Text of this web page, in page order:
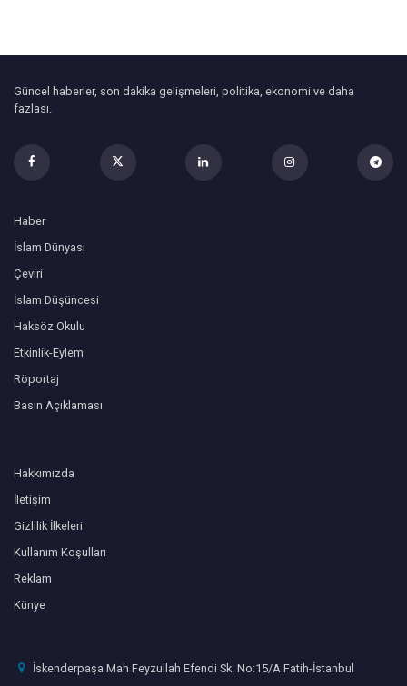
Güncel haberler, son dakika gelişmeleri, politika, ekonomi ve daha
fazlası.
Haber
İslam Dünyası
Çeviri
İslam Düşüncesi
Haksöz Okulu
Etkinlik-Eylem
Röportaj
Basın Açıklaması
Hakkımızda
İletişim
Gizlilik İlkeleri
Kullanım Koşulları
Reklam
Künye
İskenderpaşa Mah Feyzullah Efendi Sk. No:15/A Fatih-İstanbul